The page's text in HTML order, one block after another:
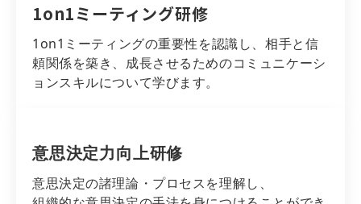
1on1ミーティング研修
1on1ミーティングの重要性を認識し、相手と信
頼関係を築き、成長させるためのコミュニケーシ
ョンスキルについて学びます。
意思決定力向上研修
意思決定の諸理論・プロセスを理解し、